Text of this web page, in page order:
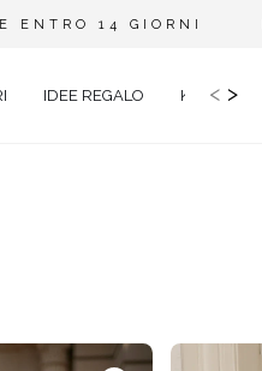
ENTRO 14 GIORNI
IDEE REGALO KIDS< >